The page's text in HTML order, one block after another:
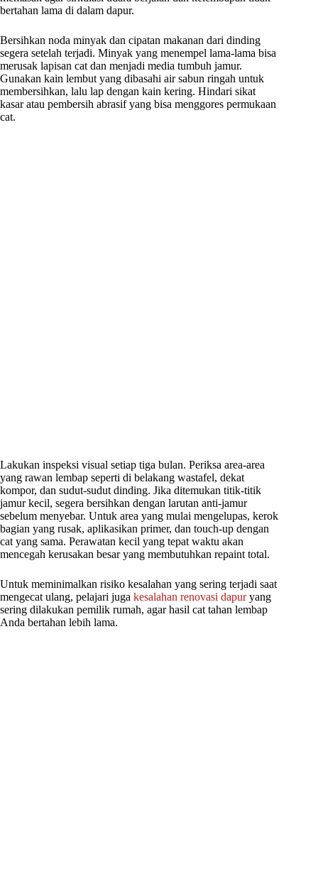
bertahan lama di dalam dapur.
Bersihkan noda minyak dan cipatan makanan dari dinding
segera setelah terjadi. Minyak yang menempel lama-lama bisa
merusak lapisan cat dan menjadi media tumbuh jamur.
Gunakan kain lembut yang dibasahi air sabun ringah untuk
membersihkan, lalu lap dengan kain kering. Hindari sikat
kasar atau pembersih abrasif yang bisa menggores permukaan
cat.
Lakukan inspeksi visual setiap tiga bulan. Periksa area-area
yang rawan lembap seperti di belakang wastafel, dekat
kompor, dan sudut-sudut dinding. Jika ditemukan titik-titik
jamur kecil, segera bersihkan dengan larutan anti-jamur
sebelum menyebar. Untuk area yang mulai mengelupas, kerok
bagian yang rusak, aplikasikan primer, dan touch-up dengan
cat yang sama. Perawatan kecil yang tepat waktu akan
mencegah kerusakan besar yang membutuhkan repaint total.
Untuk meminimalkan risiko kesalahan yang sering terjadi saat
mengecat ulang, pelajari juga kesalahan renovasi dapuryang
sering dilakukan pemilik rumah, agar hasil cat tahan lembap
Anda bertahan lebih lama.